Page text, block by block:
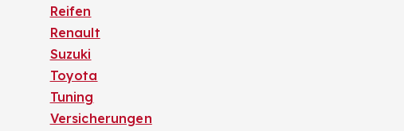
Reifen
Renault
Suzuki
Toyota
Tuning
Versicherungen